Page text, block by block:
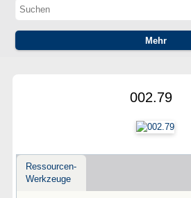
002.79
Ressourcen-
Werkzeuge